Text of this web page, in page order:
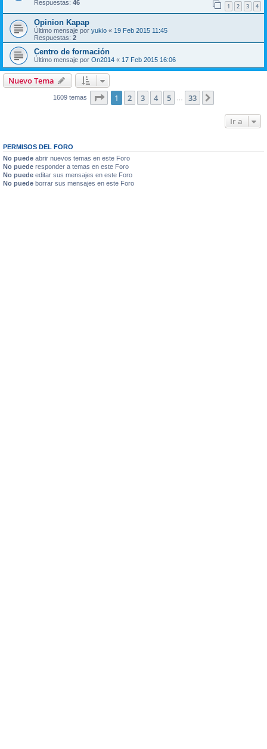
Respuestas: 46 1 2 3 4
Opinion Kapap
Último mensaje por yukio « 19 Feb 2015 11:45
Respuestas: 2
Centro de formación
Último mensaje por On2014 « 17 Feb 2015 16:06
Nuevo Tema
1609 temas Página de 33
1 2 3 4 5 33
Ir a
PERMISOS DEL FORO
No puede abrir nuevos temas en este Foro
No puede responder a temas en este Foro
No puede editar sus mensajes en este Foro
No puede borrar sus mensajes en este Foro